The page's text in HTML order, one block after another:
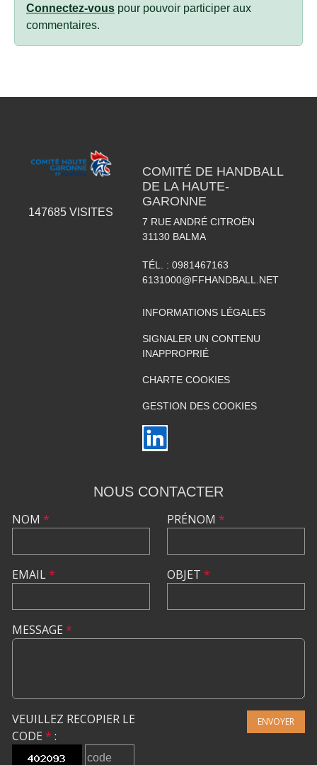
Connectez-vous pour pouvoir participer aux
commentaires.
147685 VISITES
COMITÉ DE HANDBALL
DE LA HAUTE-
GARONNE
7 RUE ANDRÉ CITROËN
31130 BALMA
TÉL. : 0981467163
6131000@FFHANDBALL.NET
INFORMATIONS LÉGALES
SIGNALER UN CONTENU
INAPPROPRIÉ
CHARTE COOKIES
GESTION DES COOKIES
NOUS CONTACTER
NOM *
EMAIL*
PRÉNOM *
OBJET *
MESSAGE *
VEUILLEZ RECOPIER LE
CODE * :
ENVOYER